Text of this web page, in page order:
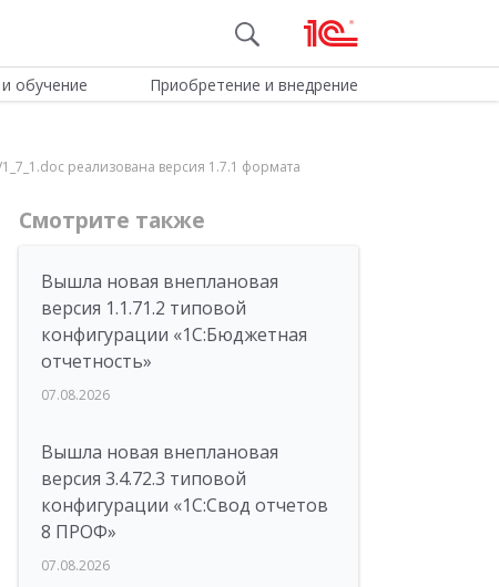
обучение Приобретение и внедрение
реализована версия 1.7.1 формата
Смотрите также
Вышла новая внеплановая
версия 1.1.71.2 типовой
конфигурации «1C:Бюджетная
отчетность»
07.08.2026
Вышла новая внеплановая
версия 3.4.72.3 типовой
конфигурации «1C:Свод отчетов
8 ПРОФ»
07.08.2026